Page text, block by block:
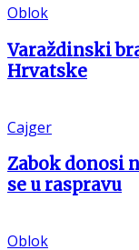
Oblok
Varaždinski
Hrvatske
Cajger
Zabok donosi
se u raspravu
Oblok